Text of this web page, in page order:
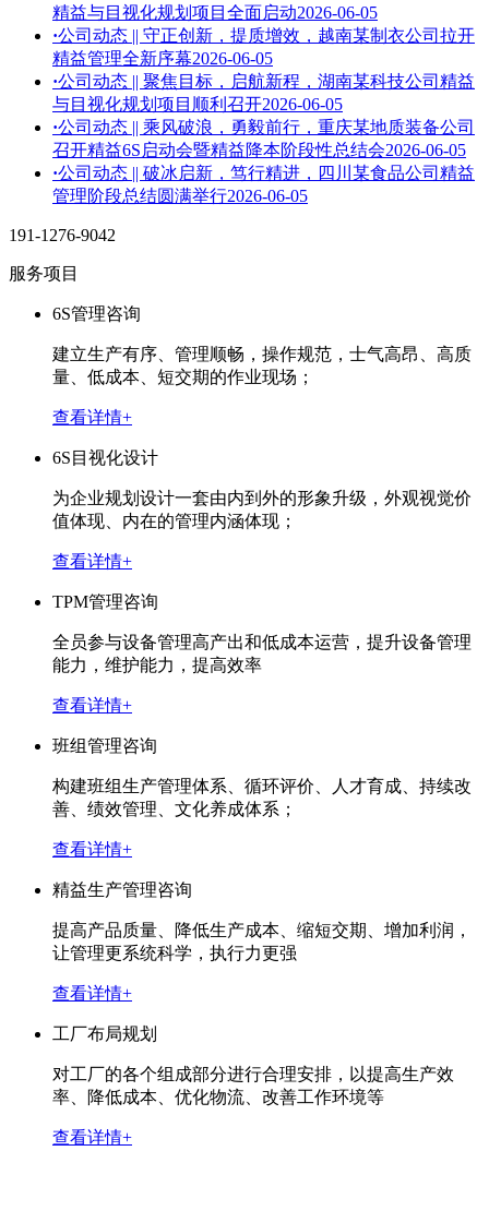
精益与目视化规划项目全面启动2026-06-05
·公司动态 || 守正创新，提质增效，越南某制衣公司拉开
精益管理全新序幕2026-06-05
·公司动态 || 聚焦目标，启航新程，湖南某科技公司精益
与目视化规划项目顺利召开2026-06-05
·公司动态 || 乘风破浪，勇毅前行，重庆某地质装备公司
召开精益6S启动会暨精益降本阶段性总结会2026-06-05
·公司动态 || 破冰启新，笃行精进，四川某食品公司精益
管理阶段总结圆满举行2026-06-05
191-1276-9042
服务项目
6S管理咨询
建立生产有序、管理顺畅，操作规范，士气高昂、高质
量、低成本、短交期的作业现场；
查看详情+
6S目视化设计
为企业规划设计一套由内到外的形象升级，外观视觉价
值体现、内在的管理内涵体现；
查看详情+
TPM管理咨询
全员参与设备管理高产出和低成本运营，提升设备管理
能力，维护能力，提高效率
查看详情+
班组管理咨询
构建班组生产管理体系、循环评价、人才育成、持续改
善、绩效管理、文化养成体系；
查看详情+
精益生产管理咨询
提高产品质量、降低生产成本、缩短交期、增加利润，
让管理更系统科学，执行力更强
查看详情+
工厂布局规划
对工厂的各个组成部分进行合理安排，以提高生产效
率、降低成本、优化物流、改善工作环境等
查看详情+